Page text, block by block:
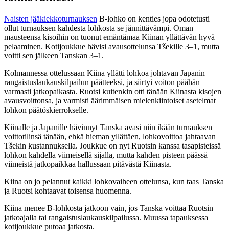
Naisten jääkiekkoturnauksen B-lohko on kenties jopa odotetusti
ollut turnauksen kahdesta lohkosta se jännittävämpi. Oman
mausteensa kisoihin on tuonut emäntämaa Kiinan yllättävän hyvä
pelaaminen. Kotijoukkue hävisi avausottelunsa Tšekille 3–1, mutta
voitti sen jälkeen Tanskan 3–1.
Kolmannessa ottelussaan Kiina yllätti lohkoa johtavan Japanin
rangaistuslaukauskilpailun päätteeksi, ja siirtyi voiton päähän
varmasti jatkopaikasta. Ruotsi kuitenkin otti tänään Kiinasta kisojen
avausvoittonsa, ja varmisti äärimmäisen mielenkiintoiset asetelmat
lohkon päätöskierrokselle.
Kiinalle ja Japanille hävinnyt Tanska avasi niin ikään turnauksen
voittotilinsä tänään, ehkä hieman yllättäen, lohkovoittoa jahtaavan
Tšekin kustannuksella. Joukkue on nyt Ruotsin kanssa tasapisteissä
lohkon kahdella viimeisellä sijalla, mutta kahden pisteen päässä
viimeistä jatkopaikkaa hallussaan pitävästä Kiinasta.
Kiina on jo pelannut kaikki lohkovaiheen ottelunsa, kun taas Tanska
ja Ruotsi kohtaavat toisensa huomenna.
Kiina menee B-lohkosta jatkoon vain, jos Tanska voittaa Ruotsin
jatkoajalla tai rangaistuslaukauskilpailussa. Muussa tapauksessa
kotijoukkue putoaa jatkosta.